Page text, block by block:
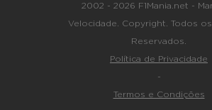
2002 - 2026 F1Mania.net -
Velocidade. Copyright. Todos
Reservados.
Política de Privacidade
-
Termos e Condições